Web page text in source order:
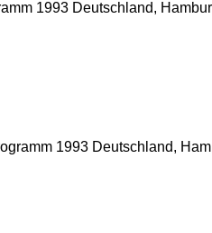
1993 Deutschland,
1993 Deutschland,